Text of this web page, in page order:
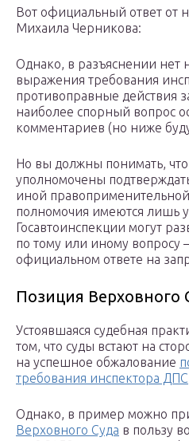
Вот официальный ответ от
Михаила Черникова:
Однако, в разъяснении нет
выражения требования
противоправные действия
наиболее спорный вопрос
комментариев (но ниже
Но вы должны понимать,
уполномочены
иной
полномочия имеются лишь
Госавтоинспекции могут
по тому или иному вопросу
официальном ответе на
Позиция Верховного
Устоявшаяся судебная
том, что суды встают на
на успешное обжалование
требования инспектора ДПС
Однако, в пример можно
Верховного Суда в пользу